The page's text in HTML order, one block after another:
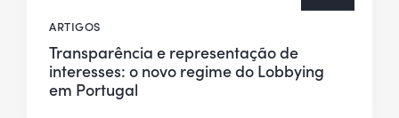
ARTIGOS
Transparência e representação de
interesses: o novo regime do Lobbying
em Portugal